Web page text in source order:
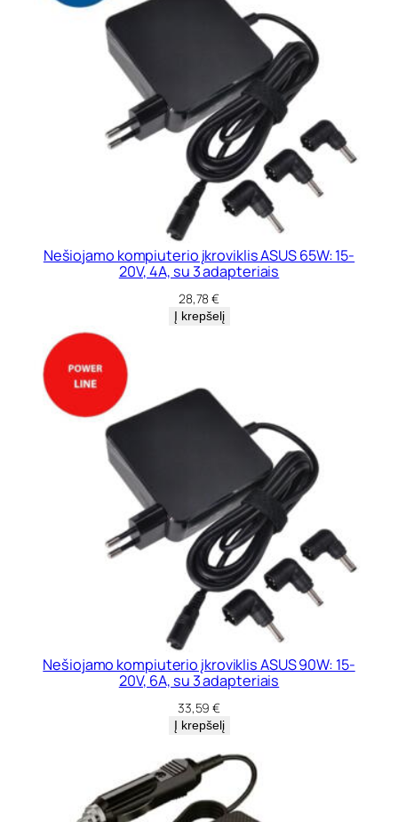
Nešiojamo kompiuterio įkroviklis ASUS 65W: 15-
20V, 4A, su 3 adapteriais
28,78€
Į krepšelį
Nešiojamo kompiuterio įkroviklis ASUS 90W: 15-
20V, 6A, su 3 adapteriais
33,59€
Į krepšelį